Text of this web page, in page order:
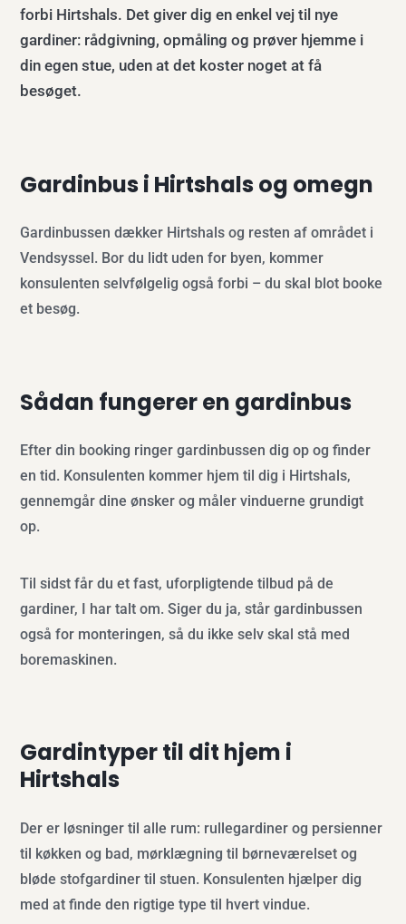
forbi Hirtshals. Det giver dig en enkel vej til nye
gardiner: rådgivning, opmåling og prøver hjemme i
din egen stue, uden at det koster noget at få
besøget.
Gardinbus i Hirtshals og omegn
Gardinbussen dækker Hirtshals og resten af området i
Vendsyssel. Bor du lidt uden for byen, kommer
konsulenten selvfølgelig også forbi – du skal blot booke
et besøg.
Sådan fungerer en gardinbus
Efter din booking ringer gardinbussen dig op og finder
en tid. Konsulenten kommer hjem til dig i Hirtshals,
gennemgår dine ønsker og måler vinduerne grundigt
op.
Til sidst får du et fast, uforpligtende tilbud på de
gardiner, I har talt om. Siger du ja, står gardinbussen
også for monteringen, så du ikke selv skal stå med
boremaskinen.
Gardintyper til dit hjem i
Hirtshals
Der er løsninger til alle rum: rullegardiner og persienner
til køkken og bad, mørklægning til børneværelset og
bløde stofgardiner til stuen. Konsulenten hjælper dig
med at finde den rigtige type til hvert vindue.